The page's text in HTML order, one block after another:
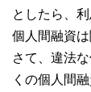
としたら、
個人間融資は
さて、違法
くの個人間